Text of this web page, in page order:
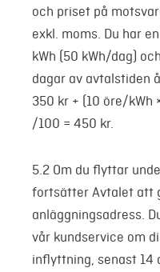
och priset på
exkl. moms. Du har
kWh (50 kWh/dag)
dagar av avtalstiden
350 kr + (10 öre/kWh
/100 = 450 kr.
5.2 Om du flyttar
fortsätter Avtalet att
anläggningsadress.
vår kundservice om
inflyttning, senast 14